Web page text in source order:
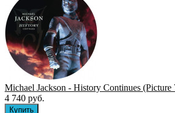
Michael Jackson - History Continues
4 740 руб.